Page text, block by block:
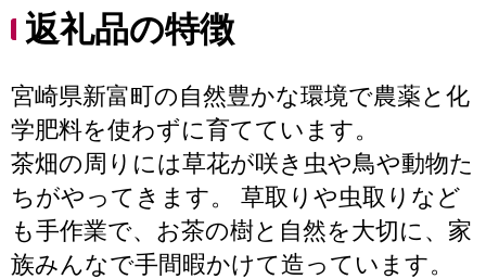
返礼品の特徴
宮崎県新富町の自然豊かな環境で農薬と化
学肥料を使わずに育てています。
茶畑の周りには草花が咲き虫や鳥や動物た
ちがやってきます。 草取りや虫取りなど
も手作業で、お茶の樹と自然を大切に、家
族みんなで手間暇かけて造っています。